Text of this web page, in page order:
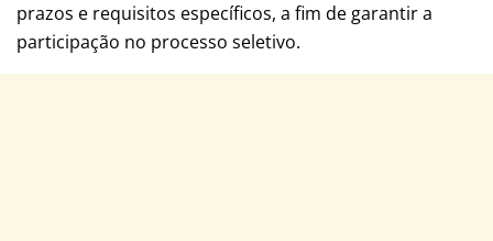
prazos e requisitos específicos, a fim de garantir a
participação no processo seletivo.